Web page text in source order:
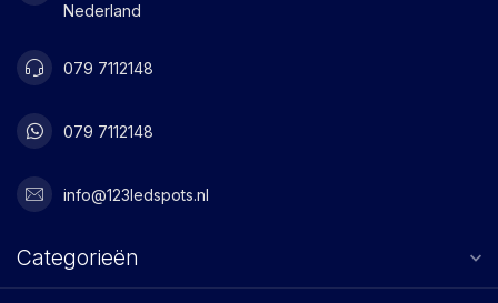
Nederland
079 7112148
079 7112148
info@123ledspots.nl
Categorieën